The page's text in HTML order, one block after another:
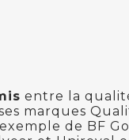
entre la
marques
de BF